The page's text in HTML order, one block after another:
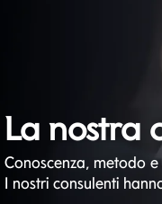
La nostra
Conoscenza, metodo e
I nostri consulenti